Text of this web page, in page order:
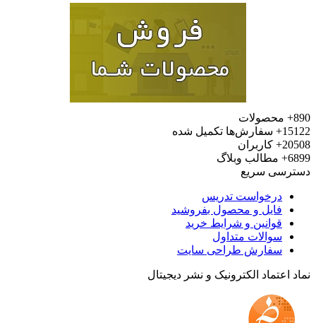
محصولات
سفارش‌ها تکمیل شده
کاربران
مطالب وبلاگ
سریع
درخواست تدریس
فایل و محصول بفروشید
قوانین و شرایط خرید
سوالات متداول
سفارش طراحی سایت
اعتماد الکترونیک و نشر دیجیتال